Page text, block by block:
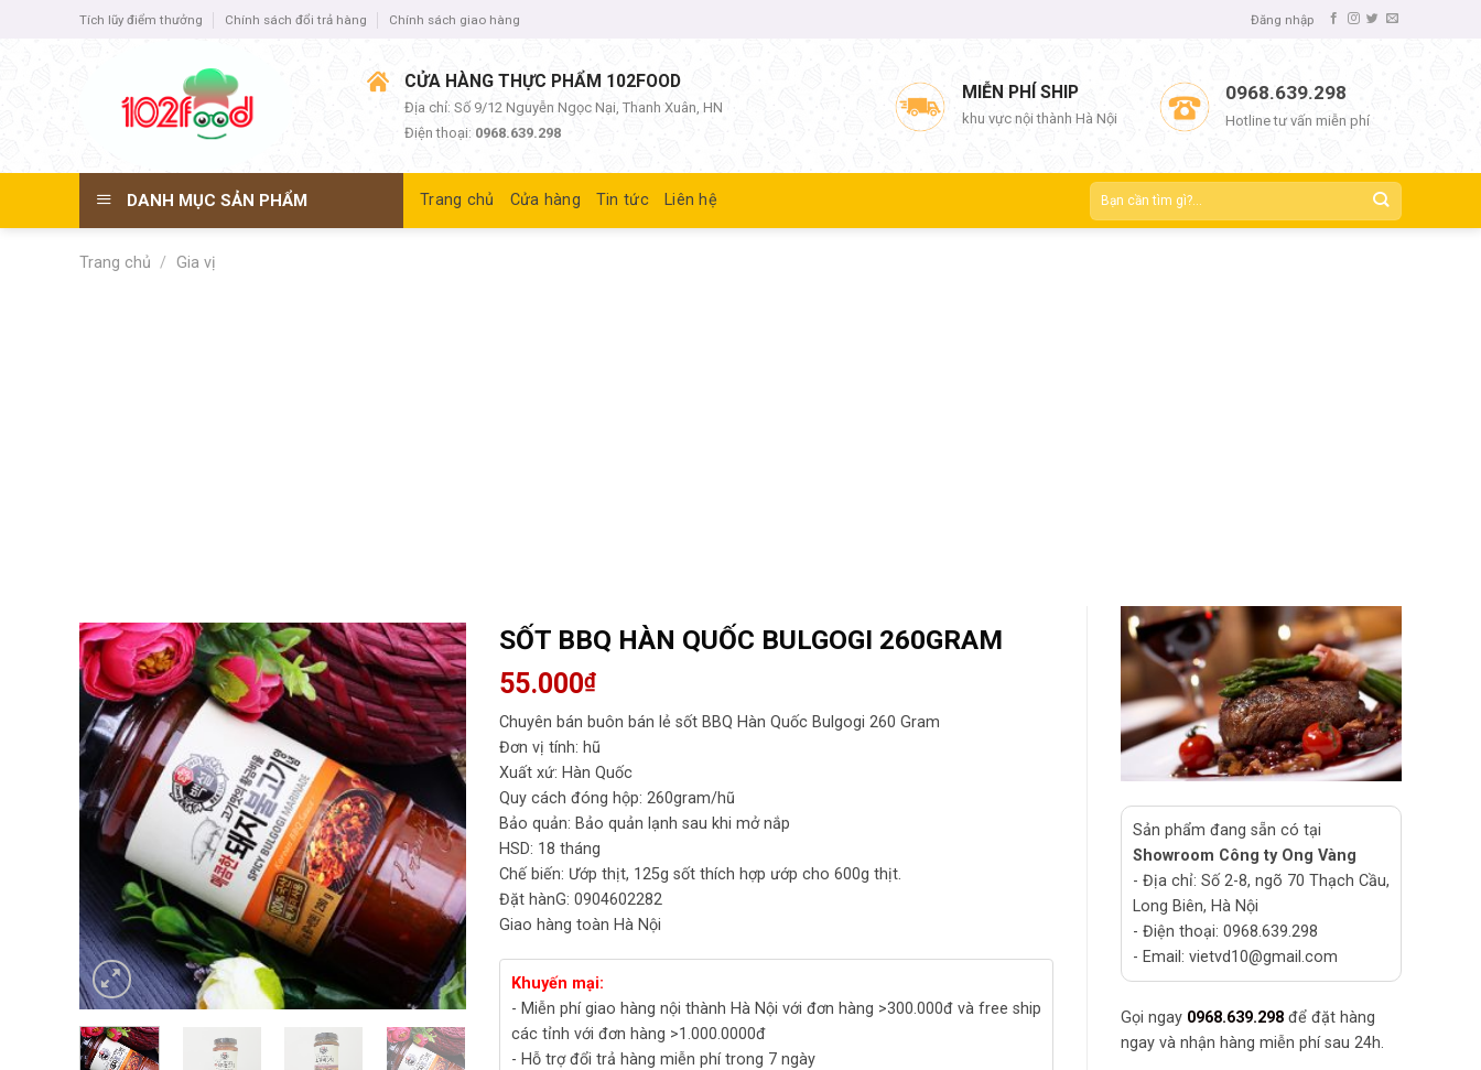
Tích lũy điểm thưởng Chính sách đổi trả hàng Chính sách giao hàng Đăng nhập
CỬA HÀNG THỰC PHẨM 102FOOD
Địa chỉ: Số 9/12 Nguyễn Ngọc Nại, Thanh Xuân, HN
Điện thoại: 0968.639.298
MIỄN PHÍ SHIP
khu vực nội thành Hà Nội
0968.639.298
Hotline tư vấn miễn phí
DANH MỤC SẢN PHẨM Trang chủ Cửa hàng Tin tức Liên hệ
Trang chủ / Gia vị
Sản phẩm đang sẵn có tại
Showroom Công ty Ong Vàng
- Địa chỉ: Số 2-8, ngõ 70 Thạch Cầu,
Long Biên, Hà Nội
- Điện thoại: 0968.639.298
- Email: vietvd10@gmail.com
Gọi ngay 0968.639.298 để đặt hàng
ngay và nhận hàng miễn phí sau 24h.
SỐT BBQ HÀN QUỐC BULGOGI 260GRAM
55.000₫
Chuyên bán buôn bán lẻ sốt BBQ Hàn Quốc Bulgogi 260 Gram
Đơn vị tính: hũ
Xuất xứ: Hàn Quốc
Quy cách đóng hộp: 260gram/hũ
Bảo quản: Bảo quản lạnh sau khi mở nắp
HSD: 18 tháng
Chế biến: Ướp thịt, 125g sốt thích hợp ướp cho 600g thịt.
Đặt hànG: 0904602282
Giao hàng toàn Hà Nội
Khuyến mại:
- Miễn phí giao hàng nội thành Hà Nội với đơn hàng >300.000đ và free ship
các tỉnh với đơn hàng >1.000.0000đ
- Hỗ trợ đổi trả hàng miễn phí trong 7 ngày